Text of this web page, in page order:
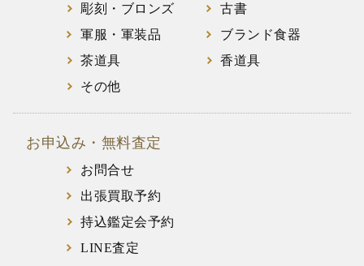
彫刻・ブロンズ
古書
軍服・軍装品
ブランド食器
茶道具
香道具
その他
お申込み・無料査定
お問合せ
出張買取予約
持込鑑定会予約
LINE査定